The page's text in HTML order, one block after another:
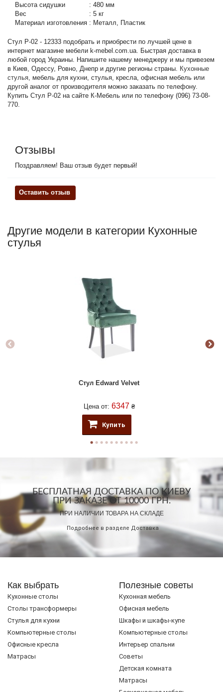
Высота сидушки
: 480 мм
Вес
: 5 кг
Материал изготовления : Металл, Пластик
Стул P-02 - 12333 подобрать и приобрести по лучшей цене в
интернет магазине мебели k-mebel.com.ua. Быстрая доставка в
любой город Украины. Напишите нашему менеджеру и мы привезем
в Киев, Одессу, Ровно, Днепр и другие регионы страны. Кухонные
стулья, мебель для кухни, стулья, кресла, офисная мебель или
другой аналог от производителя можно заказать по телефону.
Купить Стул P-02 на сайте К-Мебель или по телефону (096) 73-08-
770.
Отзывы
Поздравляем! Ваш отзыв будет первый!
Оставить отзыв
Другие модели в категории Кухонные
стулья
Стул Edward Velvet
Цена от: 6347 ₴
Купить
БЕСПЛАТНАЯ ДОСТАВКА ПО КИЕВУ
ПРИ ЗАКАЗЕ ОТ 10000 ГРН.
ПРИ НАЛИЧИИ ТОВАРА НА СКЛАДЕ
Подробнее в разделе Доставка
Как выбрать
Кухонные столы
Cтолы трансформеры
Стулья для кухни
Компьютерные столы
Офисные кресла
Матрасы
Полезные советы
Кухонная мебель
Офисная мебель
Шкафы и шкафы-купе
Компьютерные столы
Интерьер спальни
Советы
Детская комната
Матрасы